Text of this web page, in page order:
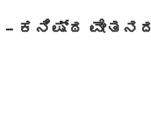
– ಕನಿಷ್ಠ